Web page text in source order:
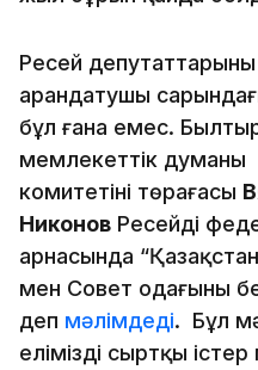
Ресей
арандатушы
бұл ғана емес.
мемлекеттік
комитетінің төрағасы
Никонов Ресейдің
арнасында
мен Совет одағының
деп мәлімдеді. Бұл
еліміздің сыртқы істер